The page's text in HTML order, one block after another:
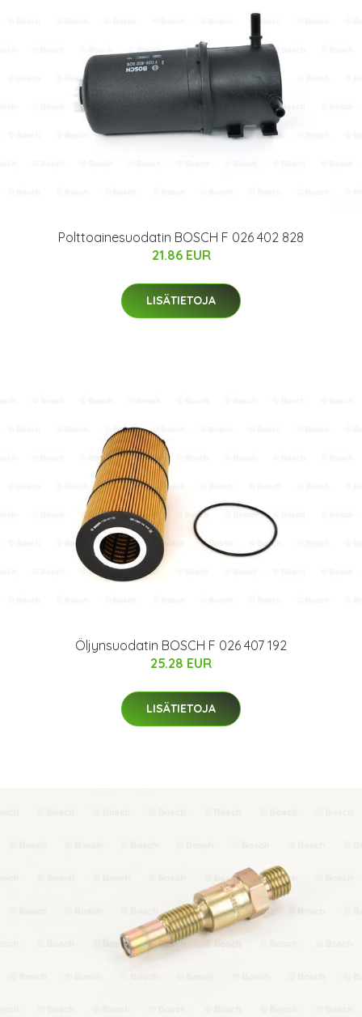
Polttoainesuodatin BOSCH F 026 402 828
21.86 EUR
LISÄTIETOJA
Öljynsuodatin BOSCH F 026 407 192
25.28 EUR
LISÄTIETOJA